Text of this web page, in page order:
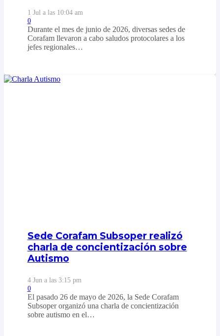
1 Jul a las 10:04 am
0
Durante el mes de junio de 2026, diversas sedes de
Corafam llevaron a cabo saludos protocolares a los
jefes regionales…
Sede Corafam Subsoper realizó
charla de concientización sobre
Autismo
4 Jun a las 3:15 pm
0
El pasado 26 de mayo de 2026, la Sede Corafam
Subsoper organizó una charla de concientización
sobre autismo en el…